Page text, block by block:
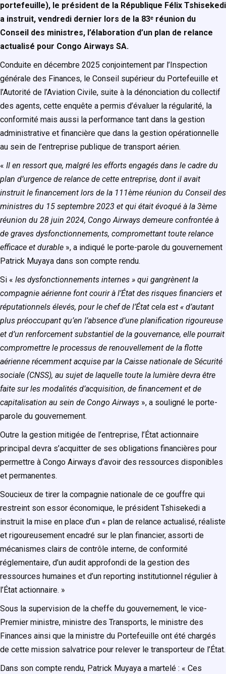
portefeuille), le président de la République Félix Tshisekedi
a instruit, vendredi dernier lors de la 83ᵉ réunion du
Conseil des ministres, l’élaboration d’un plan de relance
actualisé pour Congo Airways SA.
Conduite en décembre 2025 conjointement par l’Inspection
générale des Finances, le Conseil supérieur du Portefeuille et
l’Autorité de l’Aviation Civile, suite à la dénonciation du collectif
des agents, cette enquête a permis d’évaluer la régularité, la
conformité mais aussi la performance tant dans la gestion
administrative et financière que dans la gestion opérationnelle
au sein de l’entreprise publique de transport aérien.
« Il en ressort que, malgré les efforts engagés dans le cadre du
plan d’urgence de relance de cette entreprise, dont il avait
instruit le financement lors de la 111ème réunion du Conseil des
ministres du 15 septembre 2023 et qui était évoqué à la 3ème
réunion du 28 juin 2024, Congo Airways demeure confrontée à
de graves dysfonctionnements, compromettant toute relance
efficace et durable », a indiqué le porte-parole du gouvernement
Patrick Muyaya dans son compte rendu.
Si « les dysfonctionnements internes » qui gangrènent la
compagnie aérienne font courir à l’État des risques financiers et
réputationnels élevés, pour le chef de l’État cela est « d’autant
plus préoccupant qu’en l’absence d’une planification rigoureuse
et d’un renforcement substantiel de la gouvernance, elle pourrait
compromettre le processus de renouvellement de la flotte
aérienne récemment acquise par la Caisse nationale de Sécurité
sociale (CNSS), au sujet de laquelle toute la lumière devra être
faite sur les modalités d’acquisition, de financement et de
capitalisation au sein de Congo Airways », a souligné le porte-
parole du gouvernement.
Outre la gestion mitigée de l’entreprise, l’État actionnaire
principal devra s’acquitter de ses obligations financières pour
permettre à Congo Airways d’avoir des ressources disponibles
et permanentes.
Soucieux de tirer la compagnie nationale de ce gouffre qui
restreint son essor économique, le président Tshisekedi a
instruit la mise en place d’un « plan de relance actualisé, réaliste
et rigoureusement encadré sur le plan financier, assorti de
mécanismes clairs de contrôle interne, de conformité
réglementaire, d’un audit approfondi de la gestion des
ressources humaines et d’un reporting institutionnel régulier à
l’État actionnaire. »
Sous la supervision de la cheffe du gouvernement, le vice-
Premier ministre, ministre des Transports, le ministre des
Finances ainsi que la ministre du Portefeuille ont été chargés
de cette mission salvatrice pour relever le transporteur de l’État.
Dans son compte rendu, Patrick Muyaya a martelé : « Ces